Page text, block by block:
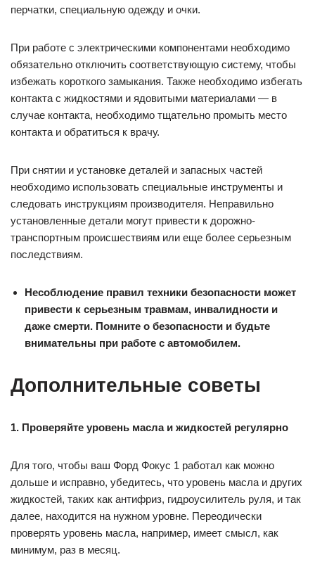
перчатки, специальную одежду и очки.
При работе с электрическими компонентами необходимо
обязательно отключить соответствующую систему, чтобы
избежать короткого замыкания. Также необходимо избегать
контакта с жидкостями и ядовитыми материалами — в
случае контакта, необходимо тщательно промыть место
контакта и обратиться к врачу.
При снятии и установке деталей и запасных частей
необходимо использовать специальные инструменты и
следовать инструкциям производителя. Неправильно
установленные детали могут привести к дорожно-
транспортным происшествиям или еще более серьезным
последствиям.
Несоблюдение правил техники безопасности может
привести к серьезным травмам, инвалидности и
даже смерти. Помните о безопасности и будьте
внимательны при работе с автомобилем.
Дополнительные советы
1. Проверяйте уровень масла и жидкостей регулярно
Для того, чтобы ваш Форд Фокус 1 работал как можно
дольше и исправно, убедитесь, что уровень масла и других
жидкостей, таких как антифриз, гидроусилитель руля, и так
далее, находится на нужном уровне. Переодически
проверять уровень масла, например, имеет смысл, как
минимум, раз в месяц.